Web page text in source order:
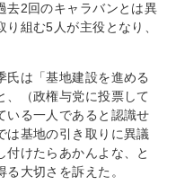
去2回のキャラバンとは異
組む5人が主役となり、
氏は「基地建設を進める
、（政権与党に投票して
いる一人であると認識せ
は基地の引き取りに異議
付けたらあかんよな、と
大切さを訴えた。